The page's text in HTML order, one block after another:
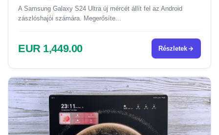
A Samsung Galaxy S24 Ultra új mércét állít fel az Android
zászlóshajói számára. Megerősíte...
EUR 1,449.00 Részletek